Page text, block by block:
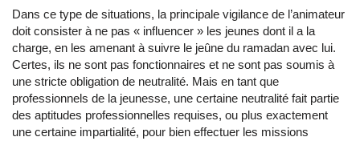
Dans ce type de situations, la principale vigilance de l’animateur
doit consister à ne pas « influencer » les jeunes dont il a la
charge, en les amenant à suivre le jeûne du ramadan avec lui.
Certes, ils ne sont pas fonctionnaires et ne sont pas soumis à
une stricte obligation de neutralité. Mais en tant que
professionnels de la jeunesse, une certaine neutralité fait partie
des aptitudes professionnelles requises, ou plus exactement
une certaine impartialité, pour bien effectuer les missions